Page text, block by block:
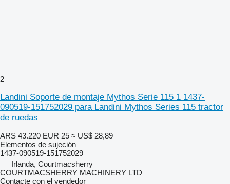
2
Landini Soporte de montaje Mythos Serie 115 1 1437-
090519-151752029 para Landini Mythos Series 115 tractor
de ruedas
ARS 43.220 EUR 25 ≈ US$ 28,89
Elementos de sujeción
1437-090519-151752029
Irlanda, Courtmacsherry
COURTMACSHERRY MACHINERY LTD
Contacte con el vendedor